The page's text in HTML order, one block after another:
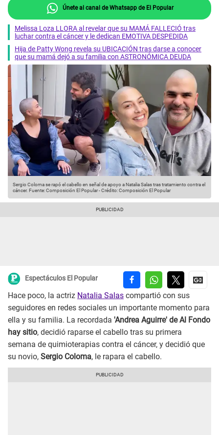
Únete al canal de Whatsapp de El Popular
Melissa Loza LLORA al revelar que su MAMÁ FALLECIÓ tras
luchar contra el cáncer y le dedican EMOTIVA DESPEDIDA
Hija de Patty Wong revela su UBICACIÓN tras darse a conocer
que su mamá dejó a su familia con ASTRONÓMICA DEUDA
Sergio Coloma se rapó el cabello en señal de apoyo a Natalia Salas tras tratamiento contra el
cáncer. Fuente: Composición El Popular-Crédito: Composición El Popular
Espectáculos El Popular
Hace poco, la actriz Natalia Salas compartió con sus
seguidores en redes sociales un importante momento para
ella y su familia. La recordada 'Andrea Aguirre' de Al Fondo
hay sitio, decidió raparse el cabello tras su primera
semana de quimioterapias contra el cáncer, y decidió que
su novio, Sergio Coloma, le rapara el cabello.